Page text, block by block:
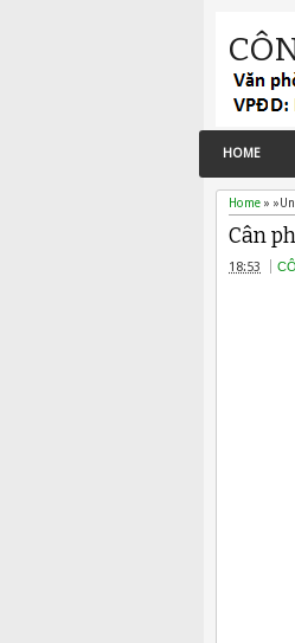
HOME
Home »
Cân
18:53